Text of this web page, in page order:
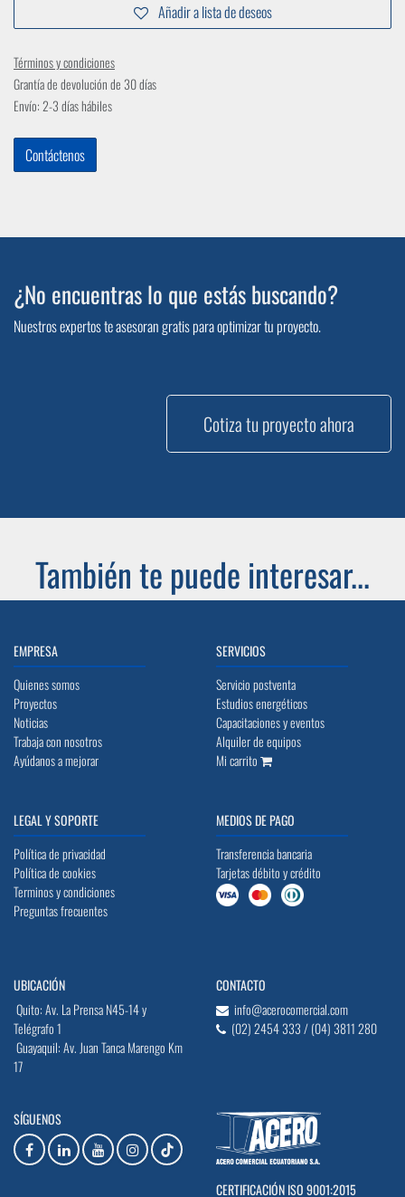
Añadir a lista de deseos
Términos y condiciones
Grantía de devolución de 30 días
Envío: 2-3 días hábiles
Contáctenos
¿No encuentras lo que estás buscando?
Nuestros expertos te asesoran gratis para optimizar tu proyecto.
Cotiza tu proyecto ahora
También te puede interesar...
EMPRESA
Quienes somos
Proyectos
Noticias
Trabaja con nosotros
Ayúdanos a mejorar
SERVICIOS
Servicio postventa
Estudios energéticos
Capacitaciones y eventos
Alquiler de equipos
Mi carrito
LEGAL Y SOPORTE
Política de privacidad
Política de cookies
Terminos y condiciones
Preguntas frecuentes
MEDIOS DE PAGO
Transferencia bancaria
Tarjetas débito y crédito
UBICACIÓN
Quito: Av. La Prensa N45-14 y
Telégrafo 1
Guayaquil: Av. Juan Tanca Marengo Km
17
CONTACTO
info@acerocomercial.com
(02) 2454 333 / (04) 3811 280
SÍGUENOS
CERTIFICACIÓN ISO 9001:2015